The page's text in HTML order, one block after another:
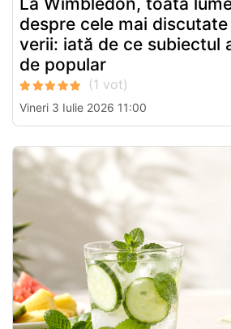
despre cele mai
verii: iată de ce subiectul
de popular
Vineri 3 Iulie 2026 11:00